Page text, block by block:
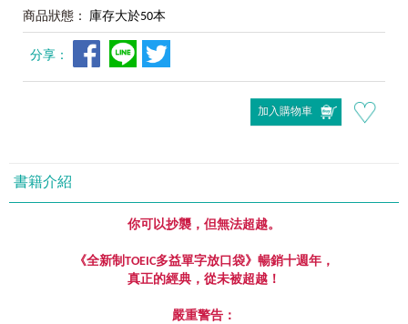
商品狀態： 庫存大於50本
分享：
加入購物車
書籍介紹
你可以抄襲，但無法超越。
《全新制TOEIC多益單字放口袋》暢銷十週年，
真正的經典，從未被超越！
嚴重警告：